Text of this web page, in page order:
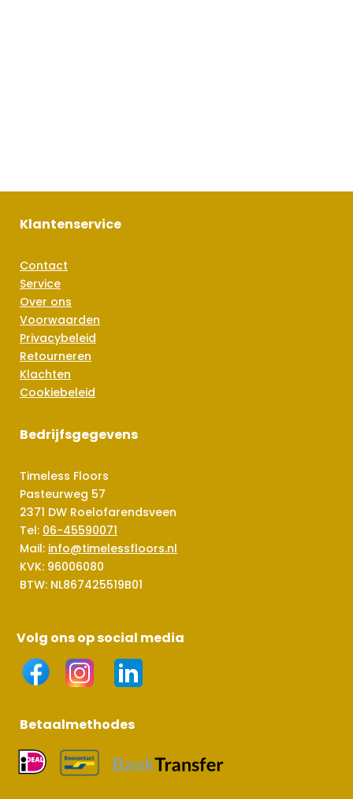
Klantenservice
Contact
Service
Over ons
Voorwaarden
Privacybeleid
Retourneren
Klachten
Cookiebeleid
Bedrijfsgegevens
Timeless Floors
Pasteurweg 57
2371 DW Roelofarendsveen
Tel: 06-45590071
Mail: info@timelessfloors.nl
KVK: 96006080
BTW: NL867425519B01
Volg ons op social media
Betaalmethodes